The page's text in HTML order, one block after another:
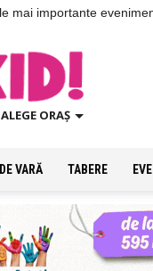
mai importante
ALEGE ORAȘ
VARĂ TABERE